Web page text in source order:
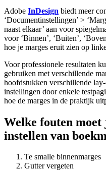
Adobe InDesign biedt meer
‘Documentinstellingen’ >
naast elkaar’ aan voor
voor ‘Binnen’, ‘Buiten’,
hoe je marges eruit zien op
Voor professionele resultaten
gebruiken met verschillende
hoofdstukken verschillende
instellingen door enkele
hoe de marges in de praktijk
Welke fouten
instellen van
Te smalle binnenmarges
Gutter vergeten